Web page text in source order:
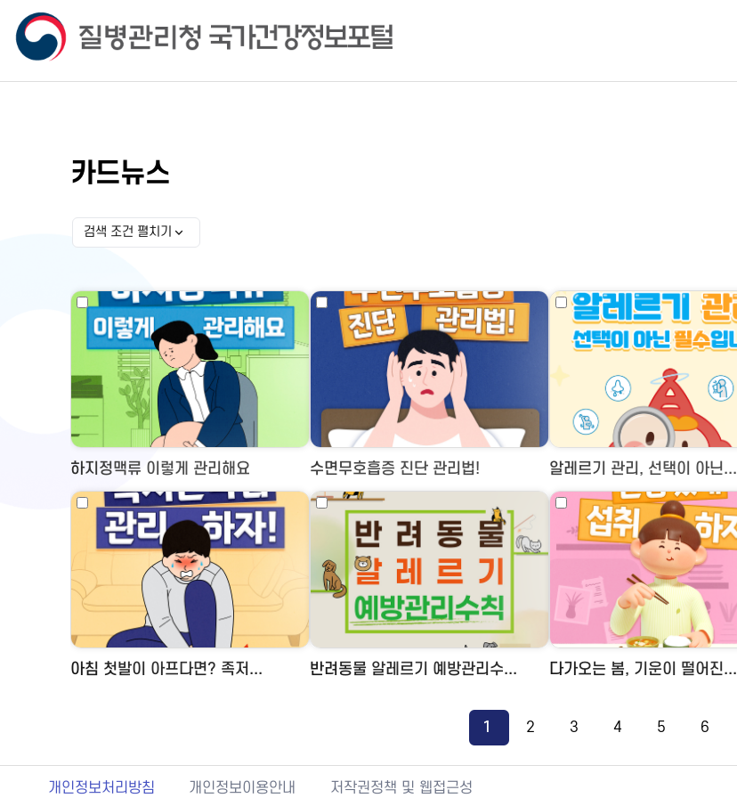
카드뉴스
검색 조건 선택
검색 조건 펼치기
하지정맥류 이렇게 관리해요 수면무호흡증 진단 관리법! 알레르기 관리, 선택이 아닌...
아침 첫발이 아프다면? 족저... 반려동물 알레르기 예방관리수... 다가오는 봄, 기운이 떨어진...
1 2 3 4 5 6
개인정보처리방침 개인정보이용안내 저작권정책 및 웹접근성